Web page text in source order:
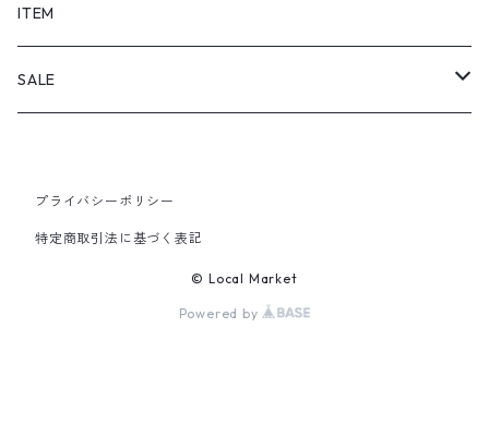
SHORTS
PANTS
ITEM
SALE
PANTS
プライバシーポリシー
特定商取引法に基づく表記
© Local Market
Powered by